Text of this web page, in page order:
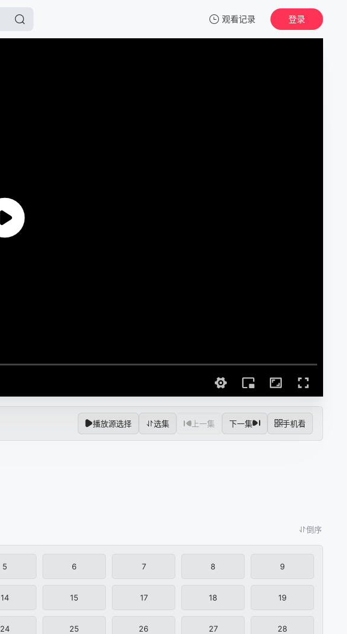
观看记录 登录
播放源选择 选集 上一集 下一集 手机看
倒序
5 6 7 8 9
14 15 17 18 19
24 25 26 27 28